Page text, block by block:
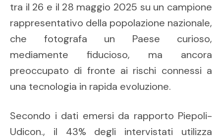
tra il 26 e il 28 maggio 2025 su un campione
rappresentativo della popolazione nazionale,
che fotografa un Paese curioso,
mediamente fiducioso, ma ancora
preoccupato di fronte ai rischi connessi a
una tecnologia in rapida evoluzione.
Secondo i dati emersi da rapporto Piepoli-
Udicon., il 43% degli intervistati utilizza